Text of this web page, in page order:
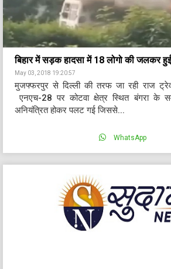
बिहार में सड़क हादसा में 18 लोगो की जलकर
May 03, 2018 19:20:57
मुजफ्फरपुर से दिल्ली की तरफ जा रही राज
एनएच-28 पर कोटवा क्षेत्र स्थित बंगरा के
अनियंत्रित होकर पलट गई जिससे...
WhatsApp